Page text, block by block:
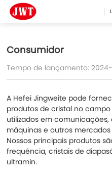
Consumidor
Tempo de lançamento:
A Hefei Jingweite pode
produtos de cristal no
utilizados em
máquinas e outros
Nossos principais produtos
frequência, cristais de
ultramin.